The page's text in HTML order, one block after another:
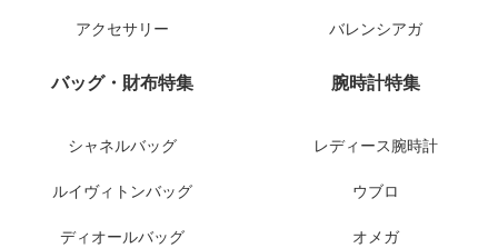
アクセサリー バレンシアガ
バッグ・財布特集
シャネルバッグ
ルイヴィトンバッグ
ディオールバッグ
腕時計特集
レディース腕時計
ウブロ
オメガ